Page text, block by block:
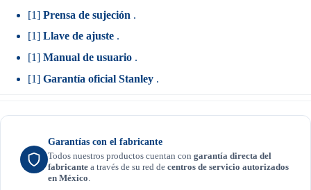
[1] Prensa de sujeción .
[1] Llave de ajuste .
[1] Manual de usuario .
[1] Garantía oficial Stanley .
Garantías con el fabricante
Todos nuestros productos cuentan con garantía directa del
fabricante a través de su red de centros de servicio autorizados
en México